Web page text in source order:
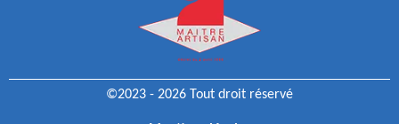
©2023 - 2026 Tout droit réservé